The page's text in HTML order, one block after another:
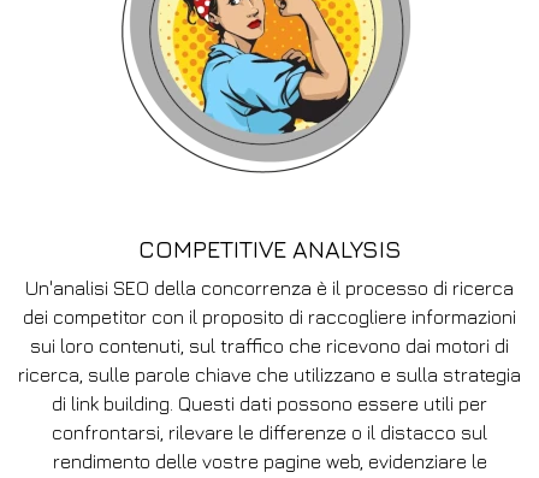
COMPETITIVE ANALYSIS
Un'analisi SEO della concorrenza è il processo di ricerca
dei competitor con il proposito di raccogliere informazioni
sui loro contenuti, sul traffico che ricevono dai motori di
ricerca, sulle parole chiave che utilizzano e sulla strategia
di link building. Questi dati possono essere utili per
confrontarsi, rilevare le differenze o il distacco sul
rendimento delle vostre pagine web, evidenziare le